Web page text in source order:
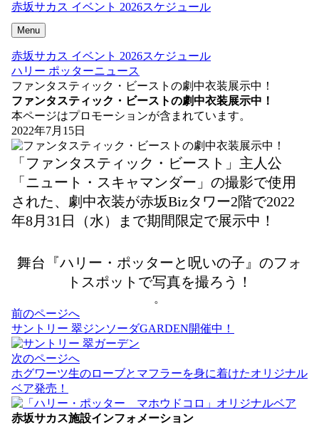
赤坂サカス イベント 2026スケジュール
Menu
赤坂サカス イベント 2026スケジュール
ハリー ポッターニュース
ファンタスティック・ビーストの劇中衣装展示中！
ファンタスティック・ビーストの劇中衣装展示中！
本ページはプロモーションが含まれています。
2022年7月15日
「ファンタスティック・ビースト」主人公
「ニュート・スキャマンダー」の撮影で使用
された、劇中衣装が赤坂Bizタワー2階で2022
年8月31日（水）まで期間限定で展示中！
舞台『ハリー・ポッターと呪いの子』のフォ
トスポットで写真を撮ろう！
。
投
稿
ナ
ビ
ゲ
ー
シ
ョ
前のページへ
サントリー 翠ジンソーダGARDEN開催中！
次のページへ
ホグワーツ生のローブとマフラーを身に着けたオリジナル
ベア発売！
赤坂サカス施設インフォメーション